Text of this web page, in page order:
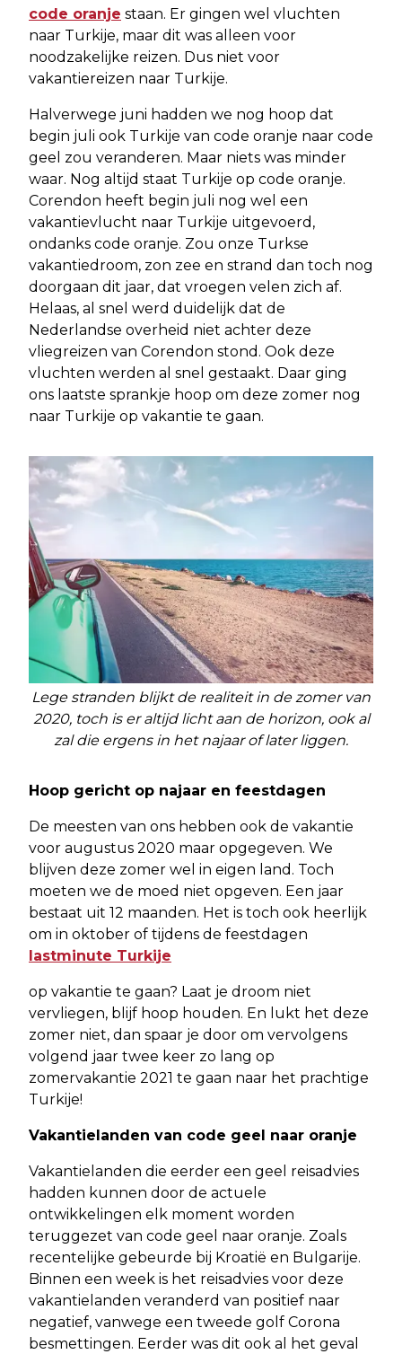
code oranje staan. Er gingen wel vluchten
naar Turkije, maar dit was alleen voor
noodzakelijke reizen. Dus niet voor
vakantiereizen naar Turkije.
Halverwege juni hadden we nog hoop dat
begin juli ook Turkije van code oranje naar code
geel zou veranderen. Maar niets was minder
waar. Nog altijd staat Turkije op code oranje.
Corendon heeft begin juli nog wel een
vakantievlucht naar Turkije uitgevoerd,
ondanks code oranje. Zou onze Turkse
vakantiedroom, zon zee en strand dan toch nog
doorgaan dit jaar, dat vroegen velen zich af.
Helaas, al snel werd duidelijk dat de
Nederlandse overheid niet achter deze
vliegreizen van Corendon stond. Ook deze
vluchten werden al snel gestaakt. Daar ging
ons laatste sprankje hoop om deze zomer nog
naar Turkije op vakantie te gaan.
Lege stranden blijkt de realiteit in de zomer van
2020, toch is er altijd licht aan de horizon, ook al
zal die ergens in het najaar of later liggen.
Hoop gericht op najaar en feestdagen
De meesten van ons hebben ook de vakantie
voor augustus 2020 maar opgegeven. We
blijven deze zomer wel in eigen land. Toch
moeten we de moed niet opgeven. Een jaar
bestaat uit 12 maanden. Het is toch ook heerlijk
om in oktober of tijdens de feestdagen
lastminute Turkije
op vakantie te gaan? Laat je droom niet
vervliegen, blijf hoop houden. En lukt het deze
zomer niet, dan spaar je door om vervolgens
volgend jaar twee keer zo lang op
zomervakantie 2021 te gaan naar het prachtige
Turkije!
Vakantielanden van code geel naar oranje
Vakantielanden die eerder een geel reisadvies
hadden kunnen door de actuele
ontwikkelingen elk moment worden
teruggezet van code geel naar oranje. Zoals
recentelijke gebeurde bij Kroatië en Bulgarije.
Binnen een week is het reisadvies voor deze
vakantielanden veranderd van positief naar
negatief, vanwege een tweede golf Corona
besmettingen. Eerder was dit ook al het geval